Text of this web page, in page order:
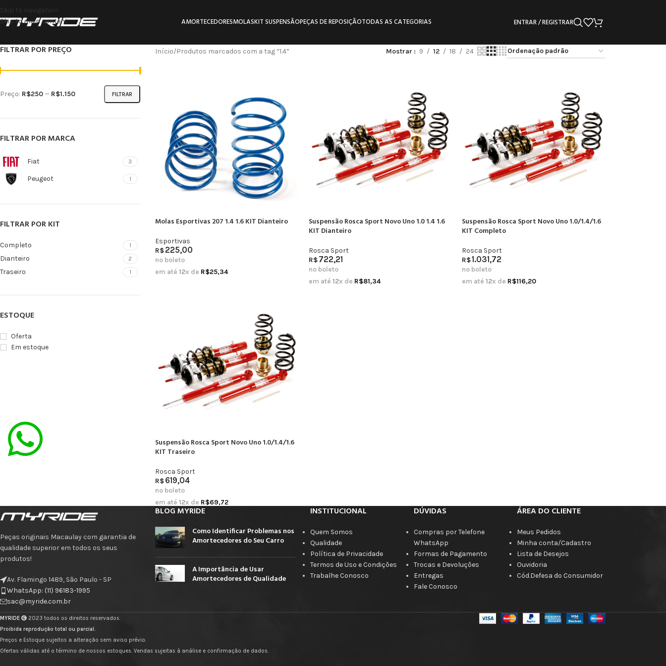
Skip to navigation
Skip to main content
AMORTECEDORESMOLASKIT SUSPENSÃOPEÇAS DE REPOSIÇÃOTODAS AS CATEGORIAS ENTRAR / REGISTRAR
FILTRAR POR PREÇO
FILTRAR
Preço: R$250— R$1.150
FILTRAR POR MARCA
Fiat 3
Peugeot 1
FILTRAR POR KIT
Completo 1
Dianteiro 2
Traseiro 1
ESTOQUE
Oferta
Em estoque
Início Produtos marcados com a tag “1.4” Mostrar 9 12 18 24
Molas Esportivas 207 1.4 1.6 KIT Dianteiro
Esportivas
R$225,00
no boleto
em até 12x de R$25,34
Suspensão Rosca Sport Novo Uno 1.0 1.4 1.6
KIT Dianteiro
Rosca Sport
R$722,21
no boleto
em até 12x de R$81,34
Suspensão Rosca Sport Novo Uno 1.0/1.4/1.6
KIT Completo
Rosca Sport
R$1.031,72
no boleto
em até12x de R$116,20
Suspensão Rosca Sport Novo Uno 1.0/1.4/1.6
KIT Traseiro
Rosca Sport
R$619,04
no boleto
em até 12x de R$69,72
Peças originais Macaulay com garantia de
qualidade superior em todos os seus
produtos!
Av. Flamingo 1489, São Paulo - SP
WhatsApp: (11) 96183-1995
sac@myride.com.br
BLOG MYRIDE
Como Identificar Problemas nos
Amortecedores do Seu Carro
A Importância de Usar
Amortecedores de Qualidade
INSTITUCIONAL
Quem Somos
Qualidade
Política de Privacidade
Termos de Uso e Condições
Trabalhe Conosco
DÚVIDAS
Compras por Telefone
WhatsApp
Formas de Pagamento
Trocas e Devoluções
Entregas
Fale Conosco
ÁREA DO CLIENTE
Meus Pedidos
Minha conta/Cadastro
Lista de Desejos
Ouvidoria
Cód.Defesa do Consumidor
MYRIDE
2023 todos os direitos reservados.
Proibida reprodução total ou parcial.
Preços e Estoque sujeitos a alteração sem aviso prévio.
Ofertas válidas até o término de nossos estoques. Vendas sujeitas à análise e confirmação de dados.